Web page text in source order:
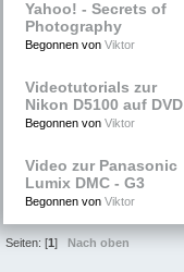
Yahoo! - Secrets of
Photography
Begonnen von Viktor
Videotutorials zur
Nikon D5100 auf DVD
Begonnen von Viktor
Video zur Panasonic
Lumix DMC - G3
Begonnen von Viktor
Seiten: [1] Nach oben